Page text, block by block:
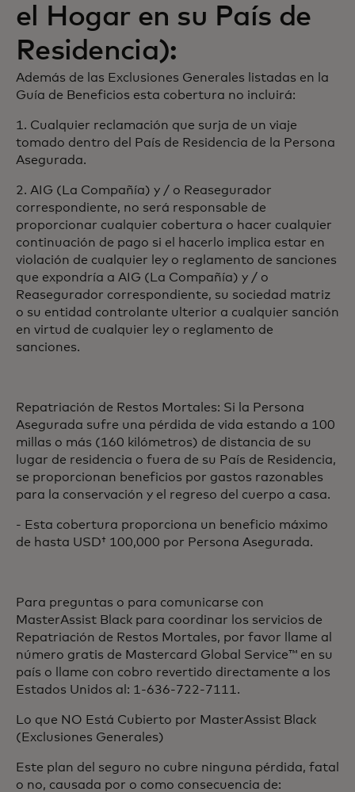
el Hogar en su País de
Residencia):
Además de las Exclusiones Generales listadas en la
Guía de Beneficios esta cobertura no incluirá:
1. Cualquier reclamación que surja de un viaje
tomado dentro del País de Residencia de la Persona
Asegurada.
2. AIG (La Compañía) y / o Reasegurador
correspondiente, no será responsable de
proporcionar cualquier cobertura o hacer cualquier
continuación de pago si el hacerlo implica estar en
violación de cualquier ley o reglamento de sanciones
que expondría a AIG (La Compañía) y / o
Reasegurador correspondiente, su sociedad matriz
o su entidad controlante ulterior a cualquier sanción
en virtud de cualquier ley o reglamento de
sanciones.
Repatriación de Restos Mortales: Si la Persona
Asegurada sufre una pérdida de vida estando a 100
millas o más (160 kilómetros) de distancia de su
lugar de residencia o fuera de su País de Residencia,
se proporcionan beneficios por gastos razonables
para la conservación y el regreso del cuerpo a casa.
- Esta cobertura proporciona un beneficio máximo
de hasta USD† 100,000 por Persona Asegurada.
Para preguntas o para comunicarse con
MasterAssist Black para coordinar los servicios de
Repatriación de Restos Mortales, por favor llame al
número gratis de Mastercard Global Service™ en su
país o llame con cobro revertido directamente a los
Estados Unidos al: 1-636-722-7111.
Lo que NO Está Cubierto por MasterAssist Black
(Exclusiones Generales)
Este plan del seguro no cubre ninguna pérdida, fatal
o no, causada por o como consecuencia de: